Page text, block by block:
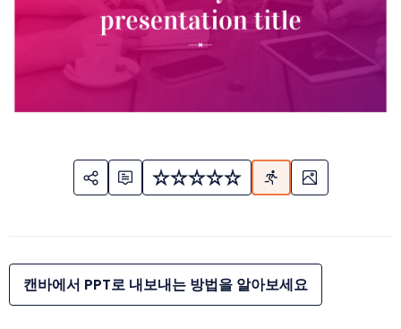
캔바에서 PPT로 내보내는 방법을 알아보세요